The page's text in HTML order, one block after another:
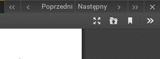
Poprzedni Następny